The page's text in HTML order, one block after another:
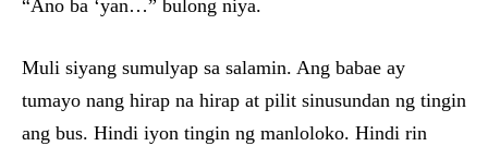
“Ano ba ‘yan…” bulong niya.
Muli siyang sumulyap sa salamin. Ang babae ay
tumayo nang hirap na hirap at pilit sinusundan ng tingin
ang bus. Hindi iyon tingin ng manloloko. Hindi rin